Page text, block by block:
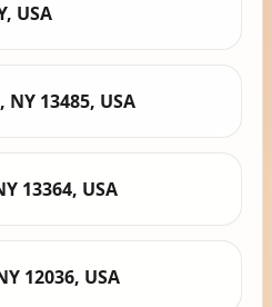
USA
13485, USA
13364, USA
12036, USA